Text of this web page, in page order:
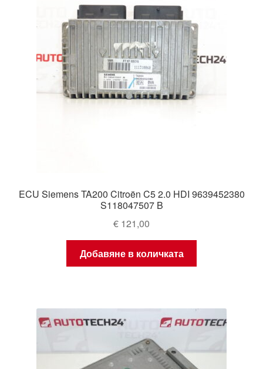
ECU Siemens TA200 Citroën C5 2.0 HDI 9639452380
S118047507 B
€ 121,00
Добавяне в количката